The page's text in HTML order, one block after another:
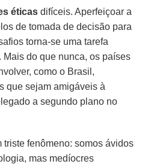
éticas difíceis. Aperfeiçoar a
de tomada de decisão para
torna-se uma tarefa
Mais do que nunca, os países
como o Brasil,
que sejam amigáveis à
a segundo plano no
triste fenômeno: somos ávidos
mas medíocres